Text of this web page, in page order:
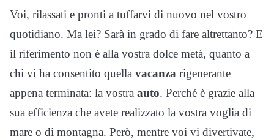
Voi, rilassati e pronti a tuffarvi di nuovo nel vostro
quotidiano. Ma lei? Sarà in grado di fare altrettanto? E
il riferimento non è alla vostra dolce metà, quanto a
chi vi ha consentito quella vacanza rigenerante
appena terminata: la vostra auto. Perché è grazie alla
sua efficienza che avete realizzato la vostra voglia di
mare o di montagna. Però, mentre voi vi divertivate,